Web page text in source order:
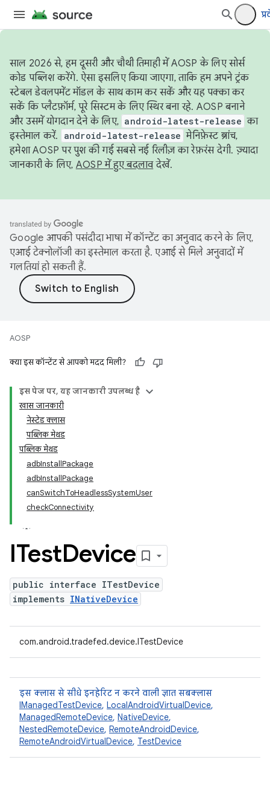
साल 2026 से, हम दूसरी और चौथी तिमाही में AOSP के लिए सोर्स
कोड पब्लिश करेंगे. ऐसा इसलिए किया जाएगा, ताकि हम अपने ट्रंक
स्टेबल डेवलपमेंट मॉडल के साथ काम कर सकें और यह पक्का कर
सकें कि प्लैटफ़ॉर्म, पूरे सिस्टम के लिए स्थिर बना रहे. AOSP बनाने
और उसमें योगदान देने के लिए, android-latest-release का
इस्तेमाल करें.
android-latest-release मेनिफ़ेस्ट ब्रांच,
हमेशा AOSP पर पुश की गई सबसे नई रिलीज़ का रेफ़रंस देगी. ज़्यादा
जानकारी के लिए, AOSP में हुए बदलावदेखें.
Google आपकी पसंदीदा भाषा में कॉन्टेंट का अनुवाद करने के लिए,
एआई टेक्नोलॉजी का इस्तेमाल करता है. एआई से मिले अनुवादों में
गलतियां हो सकती हैं.
AOSP
क्या इस कॉन्टेंट से आपको मदद मिली?
इस पेज पर, यह जानकारी उपलब्ध है
खास जानकारी
नेस्टेड क्लास
पब्लिक मेथड
पब्लिक मेथड
adbInstallPackage
adbInstallPackage
canSwitchToHeadlessSystemUser
checkConnectivity
ITestDevice
public interface ITestDevice
implements INativeDevice
com.android.tradefed.device.ITestDevice
इस क्लास से सीधे इनहेरिट न करने वाली ज्ञात सबक्लास
IManagedTestDevice, LocalAndroidVirtualDevice,
ManagedRemoteDevice, NativeDevice,
NestedRemoteDevice, RemoteAndroidDevice,
RemoteAndroidVirtualDevice, TestDevice